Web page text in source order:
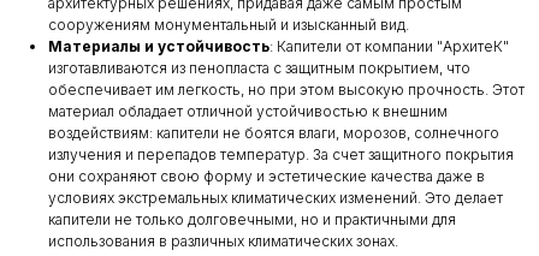
сооружениям монументальный и изысканный вид.
Материалы и устойчивость: Капители от компании "АрхитеК"
изготавливаются из пенопласта с защитным покрытием, что
обеспечивает им легкость, но при этом высокую прочность. Этот
материал обладает отличной устойчивостью к внешним
воздействиям: капители не боятся влаги, морозов, солнечного
излучения и перепадов температур. За счет защитного покрытия
они сохраняют свою форму и эстетические качества даже в
условиях экстремальных климатических изменений. Это делает
капители не только долговечными, но и практичными для
использования в различных климатических зонах.